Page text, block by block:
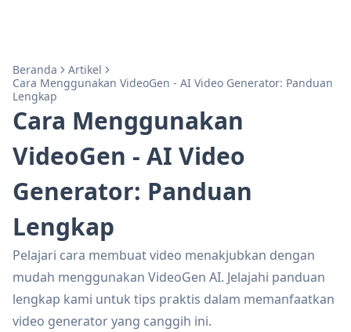
Beranda
Artikel
Cara Menggunakan VideoGen - AI Video Generator: Panduan
Lengkap
Cara Menggunakan
VideoGen - AI Video
Generator: Panduan
Lengkap
Pelajari cara membuat video menakjubkan dengan
mudah menggunakan VideoGen AI. Jelajahi panduan
lengkap kami untuk tips praktis dalam memanfaatkan
video generator yang canggih ini.